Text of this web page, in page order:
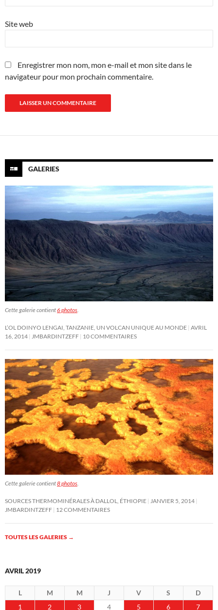
Site web
Enregistrer mon nom, mon e-mail et mon site dans le
navigateur pour mon prochain commentaire.
GALERIES
Cette galerie contient6 photos.
L’OL DOINYO LENGAI, TANZANIE, UN VOLCAN UNIQUE AU MONDE AVRIL
16, 2014 JMBARDINTZEFF 10 COMMENTAIRES
Cette galerie contient8 photos.
SOURCES THERMOMINÉRALES À DALLOL, ÉTHIOPIE JANVIER 5, 2014
JMBARDINTZEFF 12 COMMENTAIRES
TOUTES LES GALERIES →
AVRIL 2019
L M M J V S
D
1
2 3 4 5 6 7